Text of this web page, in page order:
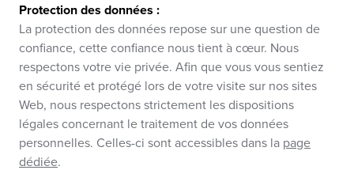
Protection des données :
La protection des données repose sur une question de
confiance, cette confiance nous tient à cœur. Nous
respectons votre vie privée. Afin que vous vous sentiez
en sécurité et protégé lors de votre visite sur nos sites
Web, nous respectons strictement les dispositions
légales concernant le traitement de vos données
personnelles. Celles-ci sont accessibles dans la page
dédiée.